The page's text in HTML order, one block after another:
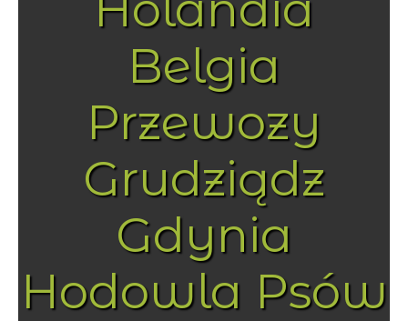
Belgia
Przewozy
Grudziądz
Gdynia
Hodowla Psów